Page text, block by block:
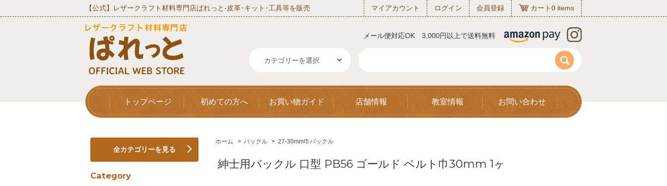
【公式】レザークラフト材料専門店ぱれっと‐皮革･キット･工具等を販売 マイアカウント ログイン 会員登録 カート0 items
メール便対応OK 3,000円以上で送料無料
トップページ 初めての方へ お買い物ガイド 店舗情報 教室情報 お問い合わせ
ホーム > バックル > 27-30mm巾バックル
紳士用バックル 口型 PB56 ゴールド ベルト巾30mm 1ヶ
全カテゴリーを見る
Category